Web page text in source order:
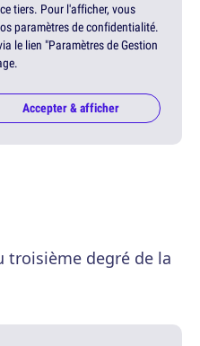
tiers. Pour l'afficher, vous
paramètres de confidentialité.
le lien "Paramètres de Gestion
Accepter & afficher
troisième degré de la